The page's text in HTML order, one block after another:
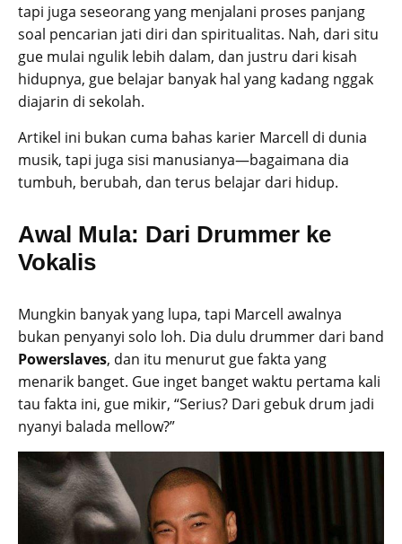
tapi juga seseorang yang menjalani proses panjang
soal pencarian jati diri dan spiritualitas. Nah, dari situ
gue mulai ngulik lebih dalam, dan justru dari kisah
hidupnya, gue belajar banyak hal yang kadang nggak
diajarin di sekolah.
Artikel ini bukan cuma bahas karier Marcell di dunia
musik, tapi juga sisi manusianya—bagaimana dia
tumbuh, berubah, dan terus belajar dari hidup.
Awal Mula: Dari Drummer ke
Vokalis
Mungkin banyak yang lupa, tapi Marcell awalnya
bukan penyanyi solo loh. Dia dulu drummer dari band
Powerslaves, dan itu menurut gue fakta yang
menarik banget. Gue inget banget waktu pertama kali
tau fakta ini, gue mikir, “Serius? Dari gebuk drum jadi
nyanyi balada mellow?”